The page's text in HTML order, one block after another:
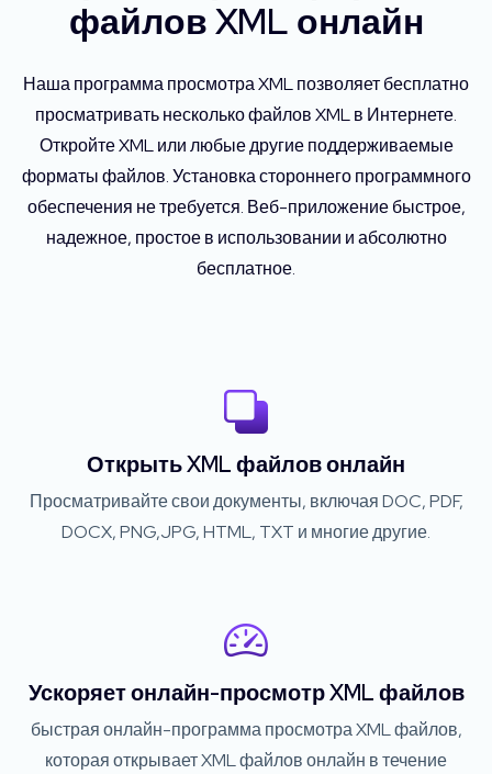
файлов XML онлайн
Наша программа просмотра XML позволяет бесплатно
просматривать несколько файлов XML в Интернете.
Откройте XML или любые другие поддерживаемые
форматы файлов. Установка стороннего программного
обеспечения не требуется. Веб-приложение быстрое,
надежное, простое в использовании и абсолютно
бесплатное.
Открыть XML файлов онлайн
Просматривайте свои документы, включая DOC, PDF,
DOCX, PNG,JPG, HTML, TXT и многие другие.
Ускоряет онлайн-просмотр XML файлов
быстрая онлайн-программа просмотра XML файлов,
которая открывает XML файлов онлайн в течение